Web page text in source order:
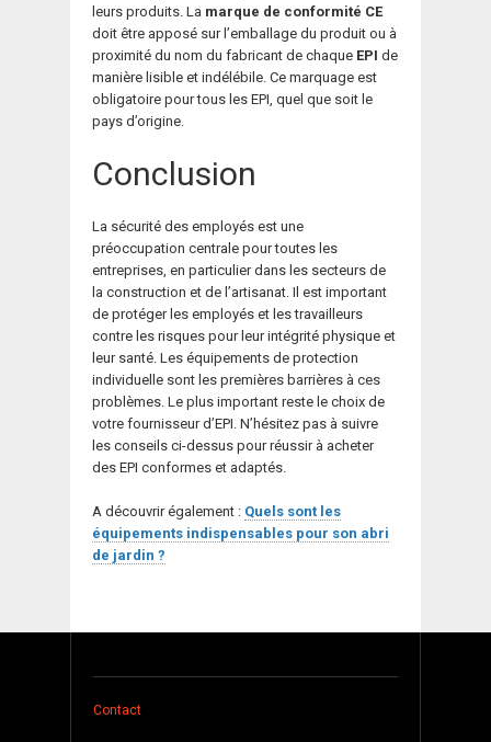
leurs produits. La marque de conformité CE
doit être apposé sur l’emballage du produit ou à
proximité du nom du fabricant de chaque EPI de
manière lisible et indélébile. Ce marquage est
obligatoire pour tous les EPI, quel que soit le
pays d’origine.
Conclusion
La sécurité des employés est une
préoccupation centrale pour toutes les
entreprises, en particulier dans les secteurs de
la construction et de l’artisanat. Il est important
de protéger les employés et les travailleurs
contre les risques pour leur intégrité physique et
leur santé. Les équipements de protection
individuelle sont les premières barrières à ces
problèmes. Le plus important reste le choix de
votre fournisseur d’EPI. N’hésitez pas à suivre
les conseils ci-dessus pour réussir à acheter
des EPI conformes et adaptés.
A découvrir également : Quels sont les
équipements indispensables pour son abri
de jardin ?
Contact